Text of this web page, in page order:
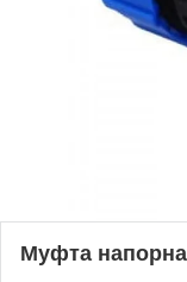
Муфта